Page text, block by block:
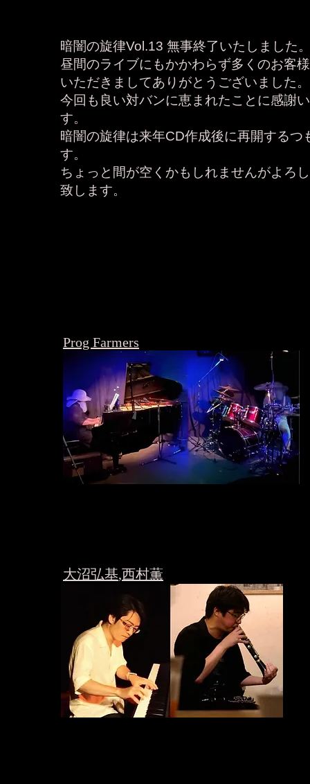
暗闇の旋律Vol.13 無事終了いたしました
昼間のライブにもかかわらず多くのお客
いただきましてありがとうございました。
今回も良い対バンに恵まれたことに感謝
す。
暗闇の旋律は来年CD作成後に再開するつ
す。
ちょっと間が空くかもしれませんがよろ
致します。
​Prog Farmers
大沼弘基,西村薫